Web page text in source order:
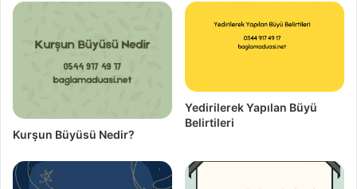
Kurşun Büyüsü Nedir?
Yedirilerek Yapılan Büyü
Belirtileri